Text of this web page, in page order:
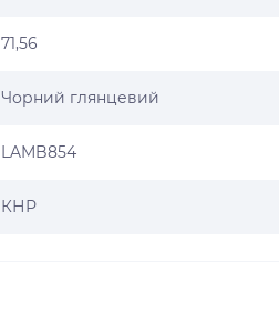
71,56
Чорний глянцевий
LAMB854
КНР